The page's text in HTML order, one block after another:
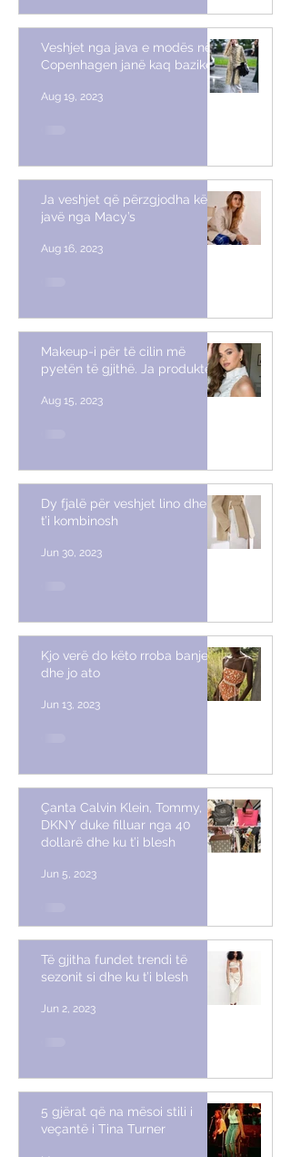
Veshjet nga java e modës në
Copenhagen janë kaq bazike
Aug 19, 2023
Ja veshjet që përzgjodha këtë
javë nga Macy’s
Aug 16, 2023
Makeup-i për të cilin më
pyetën të gjithë. Ja produktet
Aug 15, 2023
Dy fjalë për veshjet lino dhe si
t’i kombinosh
Jun 30, 2023
Kjo verë do këto rroba banje
dhe jo ato
Jun 13, 2023
Çanta Calvin Klein, Tommy,
DKNY duke filluar nga 40
dollarë dhe ku t’i blesh
Jun 5, 2023
Të gjitha fundet trendi të
sezonit si dhe ku t’i blesh
Jun 2, 2023
5 gjërat që na mësoi stili i
veçantë i Tina Turner